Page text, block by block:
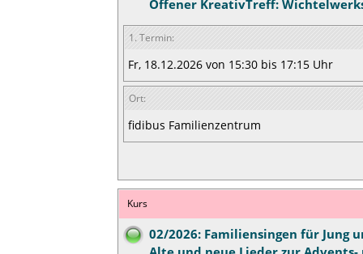
Offener KreativTreff:
1. Termin:
Fr, 18.12.2026 von 15:30 bis 17:15 Uhr
Ort:
fidibus Familienzentrum
Kurs
02/2026: Familiensingen für Jung